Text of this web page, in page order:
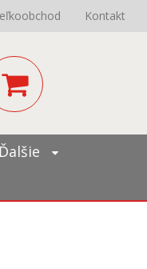
Kontakt
Ďalšie